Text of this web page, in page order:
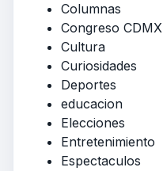
Columnas
Congreso CDMX
Cultura
Curiosidades
Deportes
educacion
Elecciones
Entretenimiento
Espectaculos